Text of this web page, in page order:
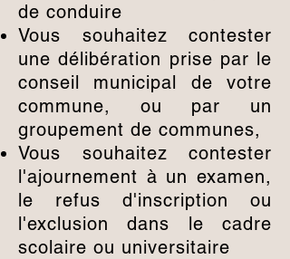
de conduire
Vous souhaitez contester
une délibération prise par le
conseil municipal de votre
commune, ou par un
groupement de communes,
Vous souhaitez contester
l'ajournement à un examen,
le refus d'inscription ou
l'exclusion dans le cadre
scolaire ou universitaire